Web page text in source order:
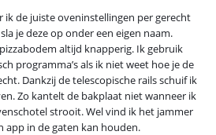
de juiste oveninstellingen per gerecht
je deze op onder een eigen naam.
altijd knapperig. Ik gebruik
programma’s als ik niet weet hoe je de
Dankzij de telescopische rails schuif ik
Zo kantelt de bakplaat niet wanneer ik
strooit. Wel vind ik het jammer
app in de gaten kan houden.